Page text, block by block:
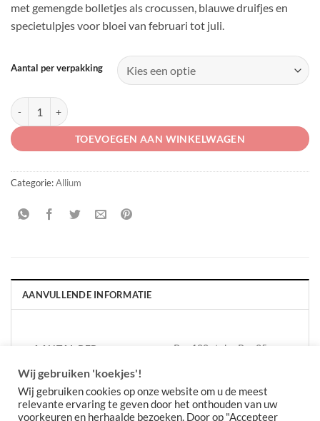
met gemengde bolletjes als crocussen, blauwe druifjes en
specietulpjes voor bloei van februari tot juli.
Aantal per verpakking
Allium roseum 'Grandiflorum' aantal
TOEVOEGEN AAN WINKELWAGEN
Categorie:Allium
AANVULLENDE INFORMATIE
AANTAL PER
Per 100 stuks, Per 25
Wij gebruiken 'koekjes'!
Wij gebruiken cookies op onze website om u de meest
relevante ervaring te geven door het onthouden van uw
voorkeuren en herhaalde bezoeken. Door op "Accepteer